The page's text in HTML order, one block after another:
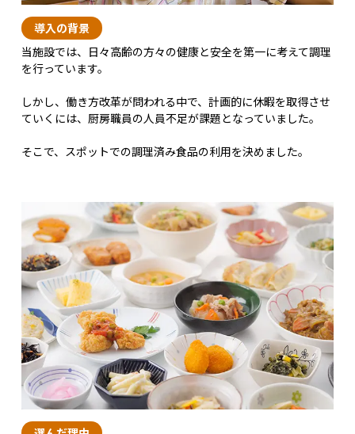
導入の背景
当施設では、日々高齢の方々の健康と安全を第一に考えて調理
を行っています。
しかし、働き方改革が問われる中で、計画的に休暇を取得させ
ていくには、厨房職員の人員不足が課題となっていました。
そこで、スポットでの調理済み食品の利用を決めました。